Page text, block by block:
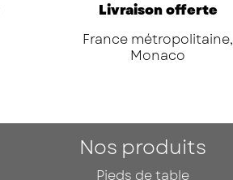
Livraison offerte
France métropolitaine,
Monaco
Nos produits
Pieds de table